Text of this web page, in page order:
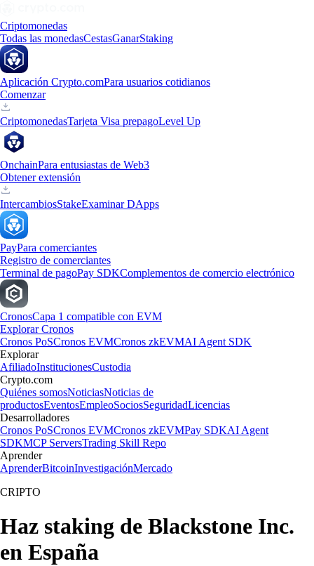
Criptomonedas
Todas las monedasCestasGanarStaking
Aplicación Crypto.comPara usuarios cotidianos
Comenzar
CriptomonedasTarjeta Visa prepagoLevel Up
OnchainPara entusiastas de Web3
Obtener extensión
IntercambiosStakeExaminar DApps
PayPara comerciantes
Registro de comerciantes
Terminal de pagoPay SDKComplementos de comercio electrónico
CronosCapa 1 compatible con EVM
Explorar Cronos
Cronos PoSCronos EVMCronos zkEVMAI Agent SDK
Explorar
AfiliadoInstitucionesCustodia
Crypto.com
Quiénes somosNoticiasNoticias de
productosEventosEmpleoSociosSeguridadLicencias
Desarrolladores
Cronos PoSCronos EVMCronos zkEVMPay SDKAI Agent
SDKMCP ServersTrading Skill Repo
Aprender
AprenderBitcoinInvestigaciónMercado
CRIPTO
Haz staking de Blackstone Inc.
en España